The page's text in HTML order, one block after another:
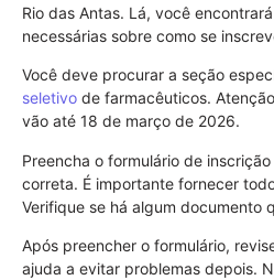
Rio das Antas. Lá, você
necessárias sobre como se
Você deve procurar a seção
seletivo de farmacêuticos.
vão até 18 de março de 2026.
Preencha o formulário de
correta. É importante fornecer
Verifique se há algum documento
Após preencher o formulário,
ajuda a evitar problemas depois.